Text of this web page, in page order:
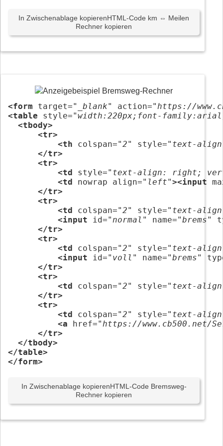
In Zwischenablage kopierenHTML-Code km ⇔ Meilen
Rechner kopieren
<form target="_blank" action="https://
<table style="width:220px;font-
<tbody>
<tr>
<th colspan="2" style="text-
</tr>
<tr>
<td style="text-align: right;
<td nowrap align="left"><input
</tr>
<tr>
<td colspan="2" style="text-
<input id="normal" name="brems"
</tr>
<tr>
<td colspan="2" style="text-
<input id="voll" name="brems"
</tr>
<tr>
<td colspan="2" style="text-
</tr>
<tr>
<td colspan="2" style="text-
<a href="https://www.cb500.net/
</tr>
</tbody>
</table>
</form>
In Zwischenablage kopierenHTML-Code Bremsweg-
Rechner kopieren